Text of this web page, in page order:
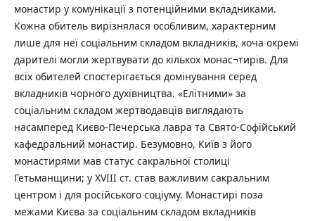
монастир у комунікації з потенційними вкладниками.
Кожна обитель вирізнялася особливим, характерним
лише для неї соціальним складом вкладників, хоча окремі
дарителі могли жертвувати до кількох монас¬тирів. Для
всіх обителей спостерігається домінування серед
вкладників чорного духівництва. «Елітними» за
соціальним складом жертводавців виглядають
насамперед Києво-Печерська лавра та Свято-Софійський
кафедральний монастир. Безумовно, Київ з його
монастирями мав статус сакральної столиці
Гетьманщини; у XVIII ст. став важливим сакральним
центром і для російського соціуму. Монастирі поза
межами Києва за соціальним складом вкладників